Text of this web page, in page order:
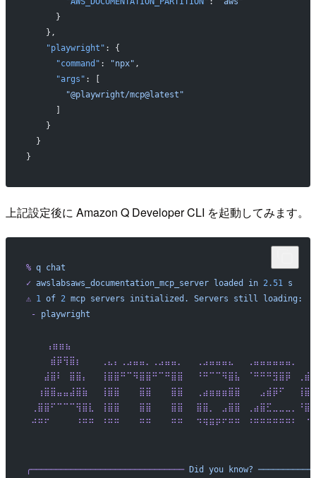
      }
    },
    "playwright"
: {
      "command"
: "npx" ,
      "args"
: [
        "@playwright/mcp@latest"
      ]
    }
  }
}
上記設定後に Amazon Q Developer CLI を起動してみます。
% q chat
✓ awslabsaws_documentation_mcp_server loaded in 2.51 s
⚠ 1 of 2 mcp servers initialized. Servers still loading:
- playwright
╭─────────────────────────────── Did you know?